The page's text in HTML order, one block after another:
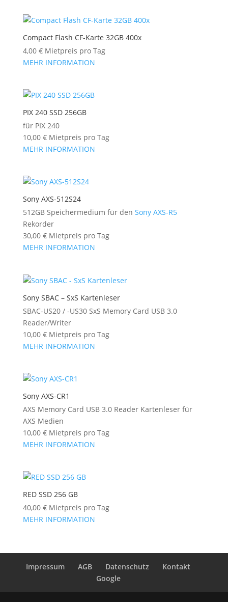
Compact Flash CF-Karte 32GB 400x
4,00 €Mietpreis pro Tag
MEHR INFORMATION
PIX 240 SSD 256GB
für PIX 240
10,00 €Mietpreis pro Tag
MEHR INFORMATION
Sony AXS-512S24
512GB Speichermedium für den Sony AXS-R5
Rekorder
30,00 €Mietpreis pro Tag
MEHR INFORMATION
Sony SBAC – SxS Kartenleser
SBAC-US20 / -US30 SxS Memory Card USB 3.0
Reader/Writer
10,00 €Mietpreis pro Tag
MEHR INFORMATION
Sony AXS-CR1
AXS Memory Card USB 3.0 Reader Kartenleser für
AXS Medien
10,00 €Mietpreis pro Tag
MEHR INFORMATION
RED SSD 256 GB
40,00 €Mietpreis pro Tag
MEHR INFORMATION
Impressum AGB Datenschutz
Kontakt
Google